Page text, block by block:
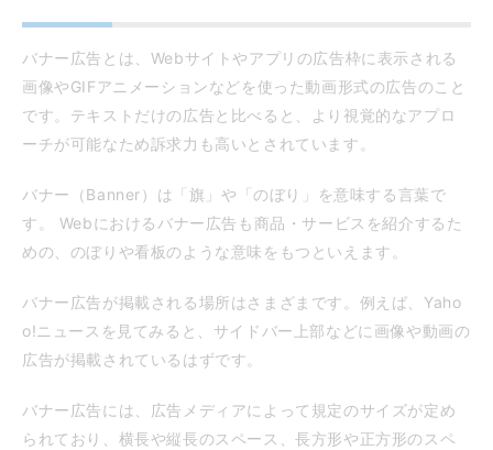
バナー広告とは、Webサイトやアプリの広告枠に表示される
画像やGIFアニメーションなどを使った動画形式の広告のこと
です。テキストだけの広告と比べると、より視覚的なアプロ
ーチが可能なため訴求力も高いとされています。
バナー（Banner）は「旗」や「のぼり」を意味する言葉で
す。 Webにおけるバナー広告も商品・サービスを紹介するた
めの、のぼりや看板のような意味をもつといえます。
バナー広告が掲載される場所はさまざまです。例えば、Yaho
o!ニュースを見てみると、サイドバー上部などに画像や動画の
広告が掲載されているはずです。
バナー広告には、広告メディアによって規定のサイズが定め
られており、横長や縦長のスペース、長方形や正方形のスペ